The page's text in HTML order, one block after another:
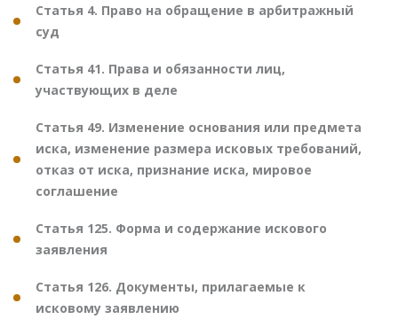
Статья 4. Право на обращение в арбитражный
суд
Статья 41. Права и обязанности лиц,
участвующих в деле
Статья 49. Изменение основания или предмета
иска, изменение размера исковых требований,
отказ от иска, признание иска, мировое
соглашение
Статья 125. Форма и содержание искового
заявления
Статья 126. Документы, прилагаемые к
исковому заявлению